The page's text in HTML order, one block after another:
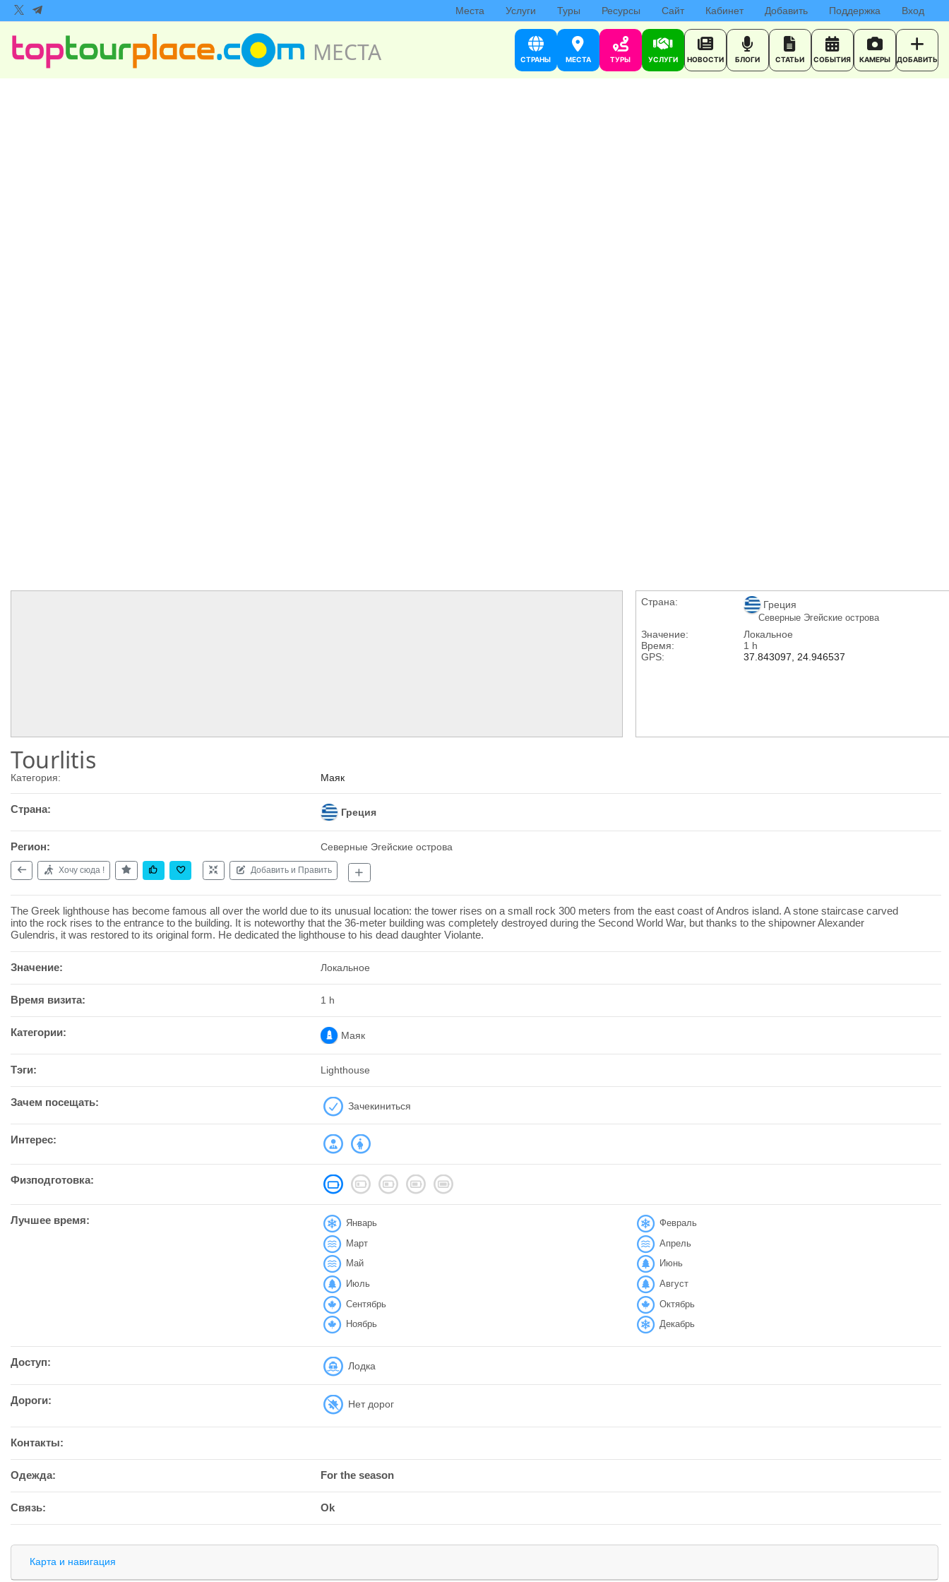
Места Услуги Туры Ресурсы Сайт Кабинет Добавить Поддержка Вход
МЕСТА СТРАНЫ МЕСТА ТУРЫ УСЛУГИ НОВОСТИ БЛОГИ СТАТЬИ СОБЫТИЯ КАМЕРЫ ДОБАВИТЬ
Страна: Греция
Северные Эгейские острова
Значение:
Локальное
Время:
1 h
GPS:
37.843097, 24.946537
Tourlitis
Категория: Маяк
Страна: Греция
Регион: Северные Эгейские острова
Хочу сюда ! Добавить и Править
The Greek lighthouse has become famous all over the world due to its unusual location: the tower rises on a small rock 300 meters from the east coast of Andros island. A stone staircase carved
into the rock rises to the entrance to the building. It is noteworthy that the 36-meter building was completely destroyed during the Second World War, but thanks to the shipowner Alexander
Gulendris, it was restored to its original form. He dedicated the lighthouse to his dead daughter Violante.
Значение: Локальное
Время визита: 1 h
Категории: Маяк
Тэги: Lighthouse
Зачем посещать: Зачекиниться
Интерес:
Физподготовка:
Лучшее время: Январь Февраль
Март Апрель
Май Июнь
Июль Август
Сентябрь Октябрь
Ноябрь Декабрь
Доступ: Лодка
Дороги: Нет дорог
Контакты:
Одежда: For the season
Связь: Ok
Карта и навигация